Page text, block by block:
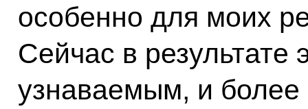
особенно для моих
Сейчас в результате
узнаваемым, и